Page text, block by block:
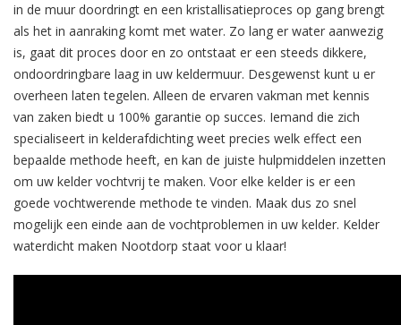
in de muur doordringt en een kristallisatieproces op gang brengt
als het in aanraking komt met water. Zo lang er water aanwezig
is, gaat dit proces door en zo ontstaat er een steeds dikkere,
ondoordringbare laag in uw keldermuur. Desgewenst kunt u er
overheen laten tegelen. Alleen de ervaren vakman met kennis
van zaken biedt u 100% garantie op succes. Iemand die zich
specialiseert in kelderafdichting weet precies welk effect een
bepaalde methode heeft, en kan de juiste hulpmiddelen inzetten
om uw kelder vochtvrij te maken. Voor elke kelder is er een
goede vochtwerende methode te vinden. Maak dus zo snel
mogelijk een einde aan de vochtproblemen in uw kelder. Kelder
waterdicht maken Nootdorp staat voor u klaar!